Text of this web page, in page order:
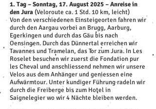
1. Tag – Sonntag, 17. August 2025 – Anreise in
den Jura(Veloroute ca. 1 Std. 10 km, leicht)
Von den verschiedenen Einsteigeorten fahren wir
durch den Aargau vorbei an Brugg, Aarburg,
Egerkingen und durch das Gäu bis nach
Oensingen. Durch das Dünnertal erreichen wir
Tavannes und Tramelan, das Tor zum Jura. In Les
Roselet besuchen wir zuerst die Fondation pur
les Cheval und anschliessend nehmen wir unsere
Velos aus dem Anhänger und geniessen eine
Aufwärmtour. Unter kundiger Führung radeln wir
durch die Freiberge bis zum Hotel in
Saignelegier wo wir 4 Nächte bleiben werden.